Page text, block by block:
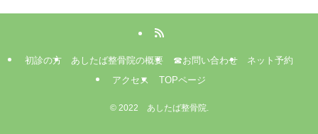
初診の方 あしたば整骨院の概要 ☎お問い合わせ
ネット予約
アクセス
TOPページ
©2022 あしたば整骨院.